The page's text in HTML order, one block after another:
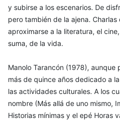
y subirse a los escenarios. De
pero también de la ajena.
aproximarse a la literatura, el
suma, de la vida.
Manolo Tarancón (1978),
más de quince años dedicado a
las actividades culturales. A los
nombre (Más allá de uno mismo,
Historias mínimas y el epé Horas